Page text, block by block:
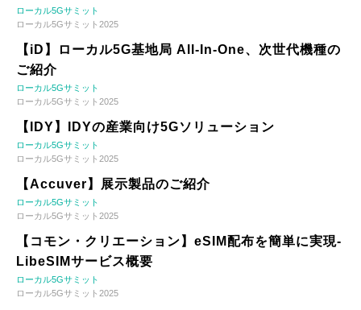
ローカル5Gサミット
ローカル5Gサミット2025
【iD】ローカル5G基地局 All-In-One、次世代機種の
ご紹介
ローカル5Gサミット
ローカル5Gサミット2025
【IDY】IDYの産業向け5Gソリューション
ローカル5Gサミット
ローカル5Gサミット2025
【Accuver】展示製品のご紹介
ローカル5Gサミット
ローカル5Gサミット2025
【コモン・クリエーション】eSIM配布を簡単に実現-
LibeSIMサービス概要
ローカル5Gサミット
ローカル5Gサミット2025